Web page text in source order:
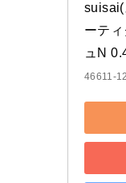
suisai(
ーテ
ュN
46611-